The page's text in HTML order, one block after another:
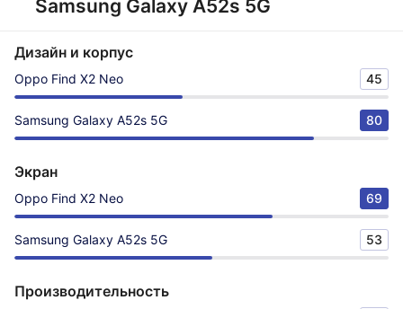
Samsung Galaxy A52s 5G
Дизайн и корпус
Oppo Find X2 Neo 45
Samsung Galaxy A52s 5G 80
Экран
Oppo Find X2 Neo 69
Samsung Galaxy A52s 5G 53
Производительность